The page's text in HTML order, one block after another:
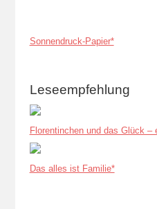
Sonnendruck-Papier*
Leseempfehlung
Florentinchen und das Glück
Das alles ist Familie*